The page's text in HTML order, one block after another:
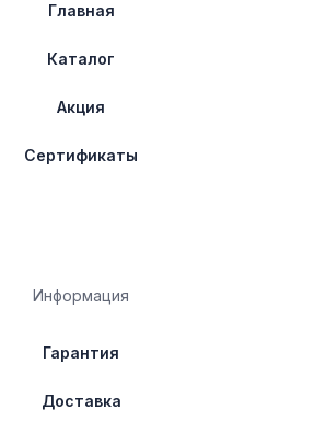
Главная
Каталог
Акция
Сертификаты
Информация
Гарантия
Доставка